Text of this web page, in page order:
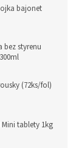
bajonet
bez styrenu
(72ks/fol)
Mini tablety 1kg